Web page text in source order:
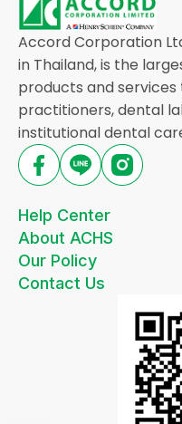
Accord Corporation
in Thailand, is the
products and
practitioners, dental
institutional dental
Help Center
About ACHS
Our Policy
Contact Us